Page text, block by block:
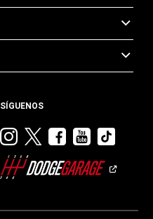
SÍGUENOS
Visitar
Dodge
en
Visitar
en
Visitar
en
Visitar
en en